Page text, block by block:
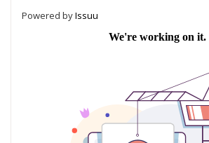
Powered byIssuu